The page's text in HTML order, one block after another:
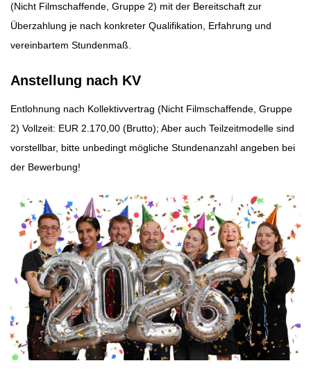
(Nicht Filmschaffende, Gruppe 2) mit der Bereitschaft zur
Überzahlung je nach konkreter Qualifikation, Erfahrung und
vereinbartem Stundenmaß.
Anstellung nach KV
Entlohnung nach Kollektivvertrag (Nicht Filmschaffende, Gruppe
2) Vollzeit: EUR 2.170,00 (Brutto); Aber auch Teilzeitmodelle sind
vorstellbar, bitte unbedingt mögliche Stundenanzahl angeben bei
der Bewerbung!